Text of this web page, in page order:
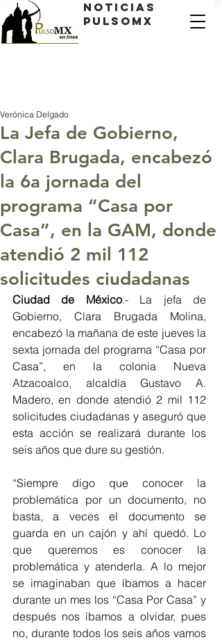
Noticias
PulsoMX
La Jefa de Gobierno,
Clara Brugada, encabezó
la 6a jornada del
programa “Casa por
Casa”, en la GAM, donde
atendió 2 mil 112
solicitudes ciudadanas
Verónica Delgado
Ciudad de México.- La jefa de
Gobierno, Clara Brugada Molina,
encabezó la mañana de este jueves la
sexta jornada del programa “Casa por
Casa”, en la colonia Nueva
Atzacoalco, alcaldía Gustavo A.
Madero, en donde atendió 2 mil 112
solicitudes ciudadanas y aseguró que
esta acción se realizará durante los
seis años que dure su gestión.
“Siempre digo que conocer la
problemática por un documento, no
basta, a veces el documento se
guarda en un cajón y ahí quedó. Lo
que queremos es conocer la
problemática y atenderla. A lo mejor
se imaginaban que íbamos a hacer
durante un mes los “Casa Por Casa” y
después nos íbamos a olvidar, pues
no, durante todos los seis años vamos